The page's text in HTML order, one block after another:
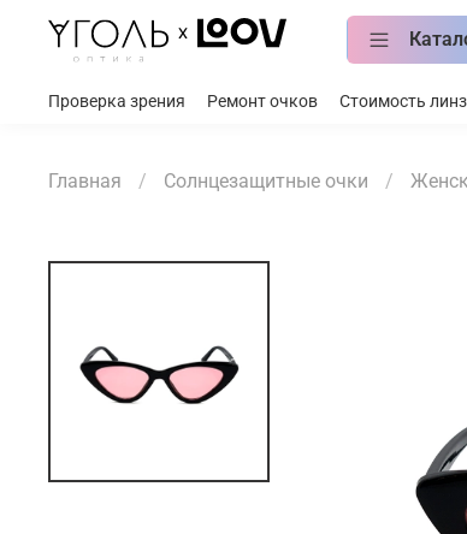
Проверка зрения Ремонт очков Стоимость линз
Главная Солнцезащитные очки